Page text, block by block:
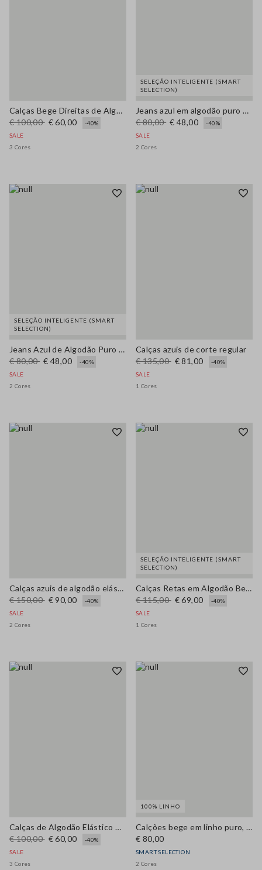
Calças Bege Direitas de Algodão Elástico
€ 100,00 € 60,00
-40%
SALE
3 Cores
SELEÇÃO INTELIGENTE (SMART
SELECTION)
Jeans azul em algodão puro com ajuste regular
€ 80,00 € 48,00
-40%
SALE
2 Cores
SELEÇÃO INTELIGENTE (SMART
SELECTION)
Jeans Azul de Algodão Puro Corte Regular
€ 80,00 € 48,00
-40%
SALE
2 Cores
Calças azuis de corte regular
€ 135,00 € 81,00
-40%
SALE
1 Cores
Calças azuis de algodão elástico com corte direito
€ 150,00 € 90,00
-40%
SALE
2 Cores
SELEÇÃO INTELIGENTE (SMART
SELECTION)
Calças Retas em Algodão Bege Puro
€ 115,00 € 69,00
-40%
SALE
1 Cores
Calças de Algodão Elástico Azul
€ 100,00 € 60,00
-40%
SALE
3 Cores
100% LINHO
Calções bege em linho puro, regular fit
€ 80,00
SMART SELECTION
2 Cores